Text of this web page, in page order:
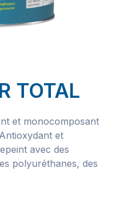
TOTAL
et monocomposant
et
avec des
polyuréthanes, des